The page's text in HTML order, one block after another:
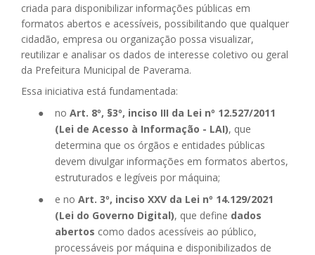
criada para disponibilizar informações públicas em
formatos abertos e acessíveis, possibilitando que qualquer
cidadão, empresa ou organização possa visualizar,
reutilizar e analisar os dados de interesse coletivo ou geral
da Prefeitura Municipal de Paverama.
Essa iniciativa está fundamentada:
no Art. 8º, §3º, inciso III da Lei nº 12.527/2011
(Lei de Acesso à Informação - LAI), que
determina que os órgãos e entidades públicas
devem divulgar informações em formatos abertos,
estruturados e legíveis por máquina;
e no Art. 3º, inciso XXV da Lei nº 14.129/2021
(Lei do Governo Digital), que define dados
abertos como dados acessíveis ao público,
processáveis por máquina e disponibilizados de